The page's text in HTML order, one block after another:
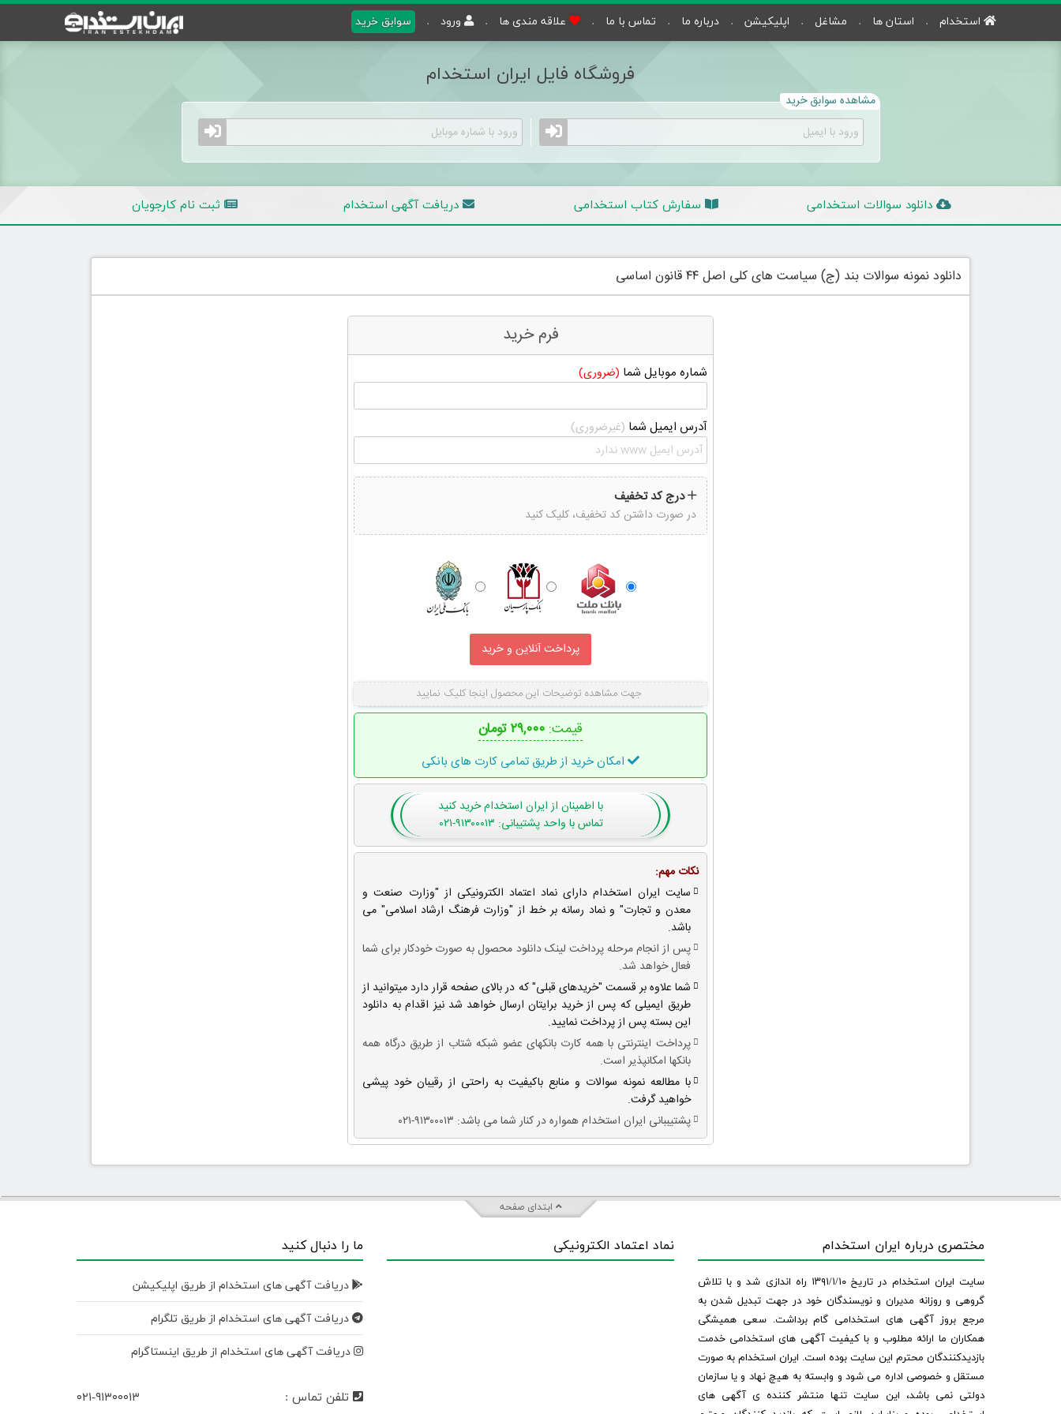
استخدام استان ها مشاغل اپلیکیشن درباره ما تماس با ما علاقه مندی ها ورود سوابق خرید
فروشگاه فایل ایران استخدام
مشاهده سوابق خرید
دانلود سوالات استخدامی سفارش کتاب استخدامی دریافت آگهی استخدام ثبت نام کارجویان
دانلود نمونه سوالات بند (ج) سیاست های کلی اصل ۴۴ قانون اساسی
فرم خرید
شماره موبایل شما (ضروری)
آدرس ایمیل شما (غیرضروری)
درج کد تخفیف
در صورت داشتن کد تخفیف، کلیک کنید
جهت مشاهده توضیحات این محصول اینجا کلیک نمایید
قیمت: ۲۹,۰۰۰ تومان
امکان خرید از طریق تمامی کارت های بانکی
با اطمینان از ایران استخدامخرید کنید
تماس با واحد پشتیبانی: ۹۱۳۰۰۰۱۳-۰۲۱
نکات مهم:
سایت ایران استخدام دارای نماد اعتماد الکترونیکی از "وزارت صنعت و
معدن و تجارت" و نماد رسانه بر خط از "وزارت فرهنگ ارشاد اسلامی" می
باشد.
پس از انجام مرحله پرداخت لینک دانلود محصول به صورت خودکار برای شما
فعال خواهد شد.
شما علاوه بر قسمت "خریدهای قبلی" که در بالای صفحه قرار دارد میتوانید از
طریق ایمیلی که پس از خرید برایتان ارسال خواهد شد نیز اقدام به دانلود
این بسته پس از پرداخت نمایید.
پرداخت اینترنتی با همه کارت بانکهای عضو شبکه شتاب از طریق درگاه همه
بانکها امکانپذیر است.
با مطالعه نمونه سوالات و منابع باکیفیت به راحتی از رقیبان خود پیشی
خواهید گرفت.
پشتیببانی ایران استخدام همواره در کنار شما می باشد: ۹۱۳۰۰۰۱۳-۰۲۱
ابتدای صفحه
مختصری درباره ایران استخدام
سایت ایران استخدام در تاریخ ۱۳۹۱/۱/۱۰ راه اندازی شد و با تلاش
گروهی و روزانه مدیران و نویسندگان خود در جهت تبدیل شدن به
مرجع بروز آگهی های استخدامی گام برداشت. سعی همیشگی
همکاران ما ارائه مطلوب و با کیفیت آگهی های استخدامی خدمت
بازدیدکنندگان محترم این سایت بوده است. ایران استخدام به صورت
مستقل و خصوصی اداره می شود و وابسته به هیچ نهاد و یا سازمان
دولتی نمی باشد، این سایت تنها منتشر کننده ی آگهی های
نماد اعتماد الکترونیکی ما را دنبال کنید
دریافت آگهی های استخدام از طریق اپلیکیشن
دریافت آگهی های استخدام از طریق تلگرام
دریافت آگهی های استخدام از طریق اینستاگرام
تلفن تماس : ۰۲۱-۹۱۳۰۰۰۱۳